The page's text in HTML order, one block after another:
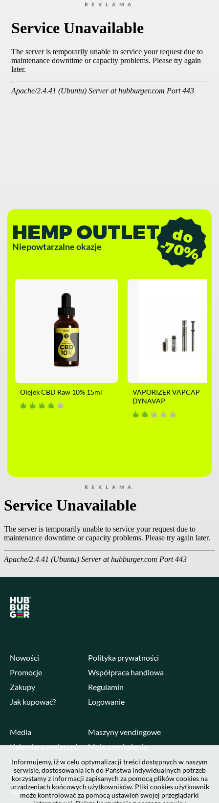
REKLAMA
HEMP OUTLET
Niepowtarzalne okazje
d
o
-
7
0
%
Olejek CBD Raw 10% 15ml
VAPORIZER VAPCAP
DYNAVAP
REKLAMA
Nowości
Promocje
Zakupy
Jak kupować?
Polityka prywatności
Współpraca handlowa
Regulamin
Logowanie
Media
Kalendarz wydarzeń
Pressroom
Kontakt
Reklama
Maszyny vendingowe
Moje zamówienia
Moje konto
Informujemy, iż w celu optymalizacji treści dostępnych w naszym
serwisie, dostosowania ich do Państwa indywidualnych potrzeb
korzystamy z informacji zapisanych za pomocą plików cookies na
urządzeniach końcowych użytkowników. Pliki cookies użytkownik
może kontrolować za pomocą ustawień swojej przeglądarki